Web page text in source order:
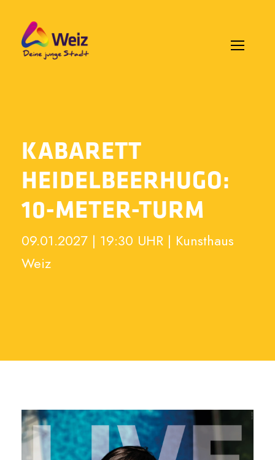
KABARETT
HEIDELBEERHUGO:
10-METER-TURM
09.01.2027 | 19:30 UHR | Kunsthaus
Weiz